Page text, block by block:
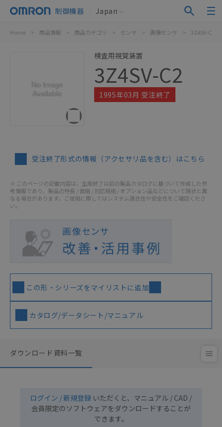
制御機器 Japan
Home > 商品情報 > 商品カテゴリ > センサ > 画像センサ > 3Z4SV-C2
検査用視覚装置
3Z4SV-C2
1995年03月 受注終了
受注終了形式の情報（アクセサリ品を含む）はこちら
※ このページの記載内容は、生産終了以前の製品カタログに基づいて作成した参
考情報であり、製品の特長 / 価格 / 対応規格 / オプション品などについて現状と異
なる場合があります。ご使用に際してはシステム適合性や安全性をご確認くださ
い。
この形・シリーズをマイリストに追加
カタログ/データシート/マニュアル
ダウンロード資料一覧
ログイン / 新規登録 いただくと、マニュアル / CAD /
会員限定のソフトウェアをダウンロードすることが
できます。